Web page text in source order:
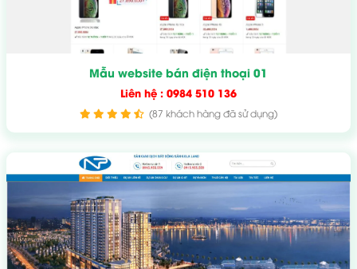
Mẫu website bán điện thoại 01
Liên hệ : 0984 510 136
(87 khách hàng đã sử dụng)